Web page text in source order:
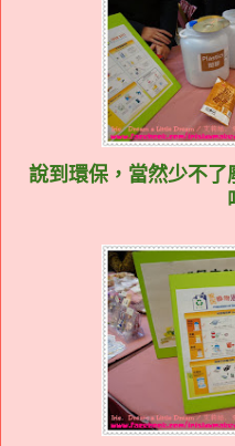
說到環保，當然少不